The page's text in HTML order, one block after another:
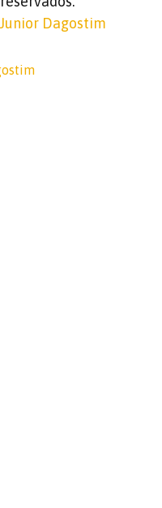
Junior Dagostim